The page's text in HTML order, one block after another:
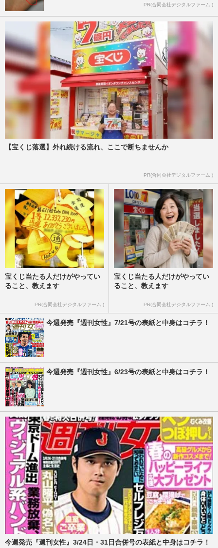
PR(合同会社デジタルファーム )
【宝くじ落選】外れ続ける流れ、ここで断ちませんか
PR(合同会社デジタルファーム )
宝くじ当たる人だけがやってい
ること、教えます
PR(合同会社デジタルファーム )
宝くじ当たる人だけがやってい
ること、教えます
PR(合同会社デジタルファーム )
今週発売『週刊女性』7/21号の表紙と中身はコチラ！
今週発売『週刊女性』6/23号の表紙と中身はコチラ！
今週発売『週刊女性』3/24日・31日合併号の表紙と中身はコチラ！